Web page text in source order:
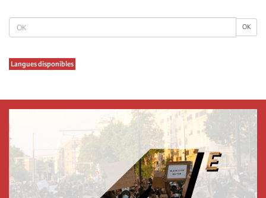
OK OK
Langues disponibles